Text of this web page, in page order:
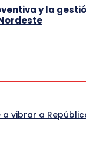
y la
vibrar a